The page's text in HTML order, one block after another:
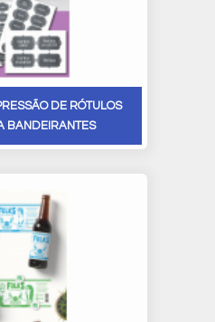
DE RÓTULOS
BANDEIRANTES